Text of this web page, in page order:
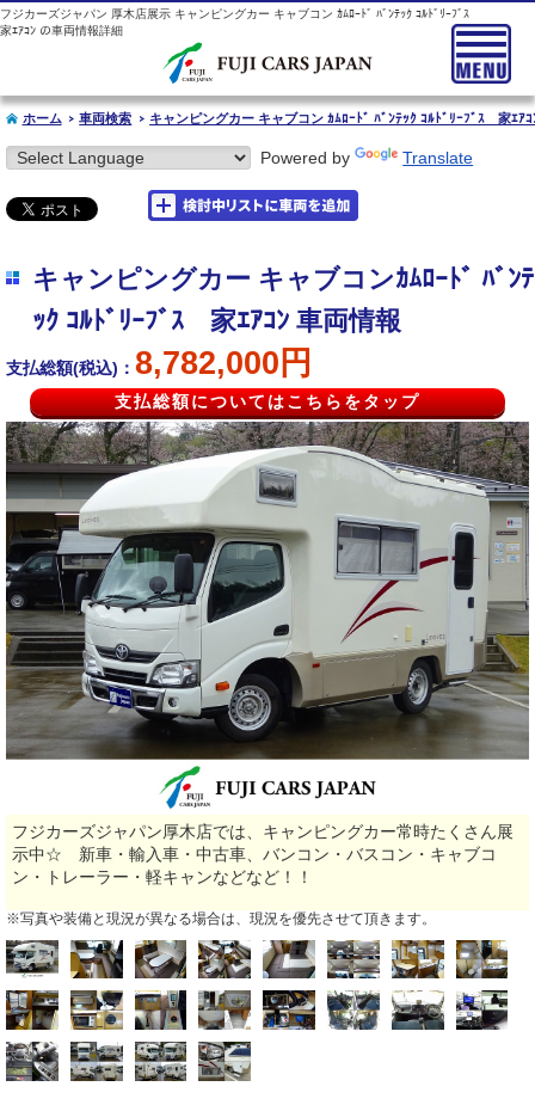
フジカーズジャパン 厚木店展示 キャンピングカー キャブコン ｶﾑﾛｰﾄﾞ ﾊﾞﾝﾃｯｸ ｺﾙﾄﾞﾘｰﾌﾞｽ
家ｴｱｺﾝ の車両情報詳細
ホーム 車両検索 キャンピングカー キャブコン ｶﾑﾛｰﾄﾞ ﾊﾞﾝﾃｯｸ ｺﾙﾄﾞﾘｰﾌﾞｽ 家ｴｱｺ
Powered by Translate
キャンピングカー キャブコンｶﾑﾛｰﾄﾞ ﾊﾞﾝﾃ
ｯｸ ｺﾙﾄﾞﾘｰﾌﾞｽ 家ｴｱｺﾝ 車両情報
支払総額(税込)： 8,782,000円
支払総額についてはこちらをタップ
フジカーズジャパン厚木店では、キャンピングカー常時たくさん展
示中☆ 新車・輸入車・中古車、バンコン・バスコン・キャブコ
ン・トレーラー・軽キャンなどなど！！
※写真や装備と現況が異なる場合は、現況を優先させて頂きます。